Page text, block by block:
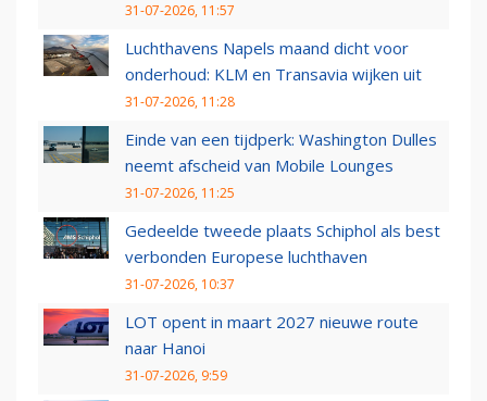
31-07-2026, 11:57
Luchthavens Napels maand dicht voor
onderhoud: KLM en Transavia wijken uit
31-07-2026, 11:28
Einde van een tijdperk: Washington Dulles
neemt afscheid van Mobile Lounges
31-07-2026, 11:25
Gedeelde tweede plaats Schiphol als best
verbonden Europese luchthaven
31-07-2026, 10:37
LOT opent in maart 2027 nieuwe route
naar Hanoi
31-07-2026, 9:59